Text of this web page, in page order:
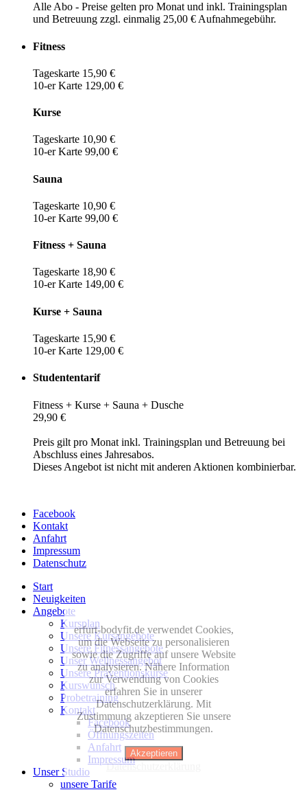
Alle Abo - Preise gelten pro Monat und inkl. Trainingsplan
und Betreuung zzgl. einmalig 25,00 € Aufnahmegebühr.
Fitness
Tageskarte 15,90 €
10-er Karte 129,00 €
Kurse
Tageskarte 10,90 €
10-er Karte 99,00 €
Sauna
Tageskarte 10,90 €
10-er Karte 99,00 €
Fitness + Sauna
Tageskarte 18,90 €
10-er Karte 149,00 €
Kurse + Sauna
Tageskarte 15,90 €
10-er Karte 129,00 €
Studententarif
Fitness + Kurse + Sauna + Dusche
29,90 €
Preis gilt pro Monat inkl. Trainingsplan und Betreuung bei
Abschluss eines Jahresabos.
Dieses Angebot ist nicht mit anderen Aktionen kombinierbar.
Facebook
Kontakt
Anfahrt
Impressum
Datenschutz
Start
Neuigkeiten
Angebote
Kursplan
Unsere Kursangebote
Unsere Fitnessangebote
Unser Wellnessangebot
Unsere Präventionskurse
Kurswunsch
Probetraining
Kontakt
Facebook
Öffnungszeiten
Anfahrt
Impressum
Unser Studio
unsere Tarife
erfurt-bodyfit.de verwendet Cookies,
um die Webseite zu personalisieren
sowie die Zugriffe auf unsere Website
zu analysieren. Nähere Information
zur Verwendung von Cookies
erfahren Sie in unserer
Datenschutzerklärung. Mit
Zustimmung akzeptieren Sie unsere
Datenschutzbestimmungen.
Akzeptieren
Datenschutzerklärung